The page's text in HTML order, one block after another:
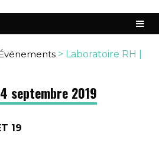
> Laboratoire RH |
septembre 2019
19